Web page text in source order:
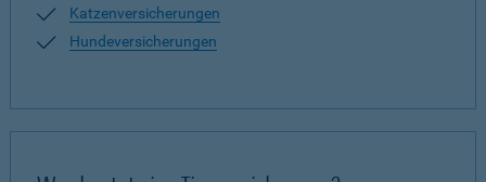
Katzenversicherungen
Hundeversicherungen